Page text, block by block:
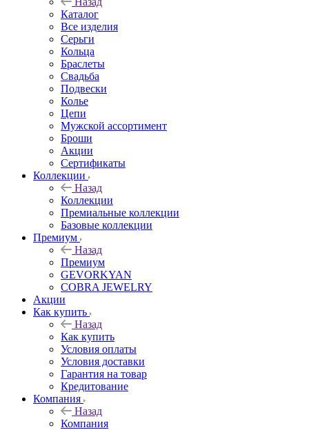
Каталог
Все изделия
Серьги
Кольца
Браслеты
Свадьба
Подвески
Колье
Цепи
Мужской ассортимент
Броши
Акции
Сертификаты
Коллекции
Назад
Коллекции
Премиальные коллекции
Базовые коллекции
Премиум
Назад
Премиум
GEVORKYAN
COBRA JEWELRY
Акции
Как купить
Назад
Как купить
Условия оплаты
Условия доставки
Гарантия на товар
Кредитование
Компания
Назад
Компания